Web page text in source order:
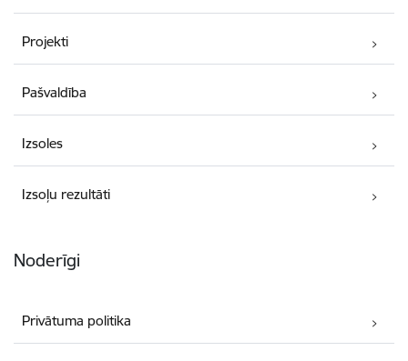
Projekti
Pašvaldība
Izsoles
Izsoļu rezultāti
Noderīgi
Privātuma politika